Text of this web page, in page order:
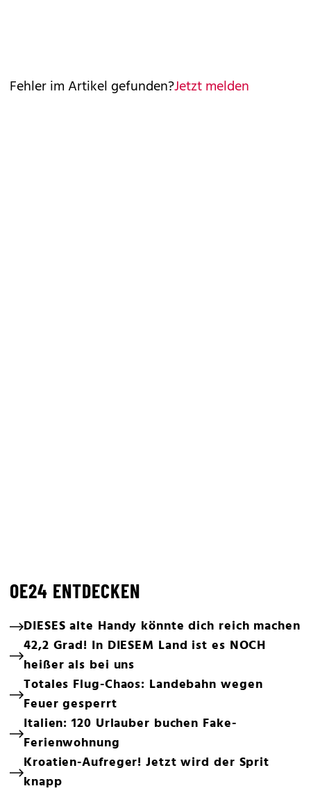
Fehler im Artikel gefunden?Jetzt melden
OE24 ENTDECKEN
DIESES alte Handy könnte dich reich machen
42,2 Grad! In DIESEM Land ist es NOCH
heißer als bei uns
Totales Flug-Chaos: Landebahn wegen
Feuer gesperrt
Italien: 120 Urlauber buchen Fake-
Ferienwohnung
Kroatien-Aufreger! Jetzt wird der Sprit
knapp